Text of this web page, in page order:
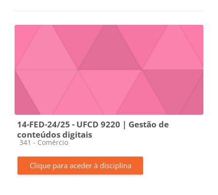
14-FED-24/25 - UFCD 9220 | Gestão de
conteúdos digitais
Categoria da disciplina
341 - Comércio
Clique para aceder à disciplina